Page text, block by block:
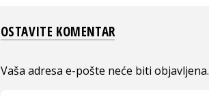
OSTAVITE KOMENTAR
Vaša adresa e-pošte neće biti objavljena.